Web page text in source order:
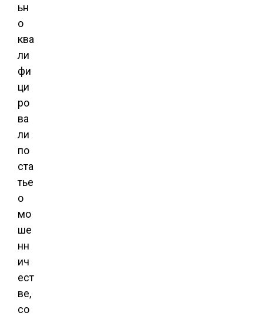
ьн
о
ква
ли
фи
ци
ро
ва
ли
по
ста
тье
о
мо
ше
нн
ич
ест
ве,
со